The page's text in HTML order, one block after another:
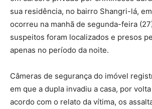
sua residência, no bairro Shangri-lá,
ocorreu na manhã de segunda-feira
suspeitos foram localizados e presos
apenas no período da noite.
Câmeras de segurança do imóvel
em que a dupla invadiu a casa, por
acordo com o relato da vítima, os